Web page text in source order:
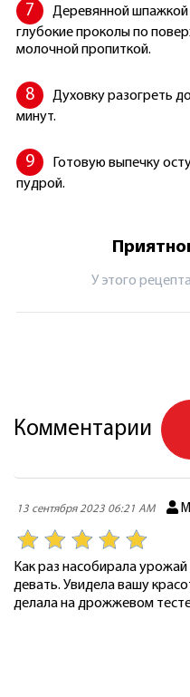
Деревянной шпажкой
глубокие проколы по
молочной пропиткой.
Духовку разогреть
минут.
Готовую выпечку
пудрой.
У этого
Комментарии
13 сентября 2023 06:21 AM
Как раз насобирала
девать. Увидела вашу
делала на дрожжевом